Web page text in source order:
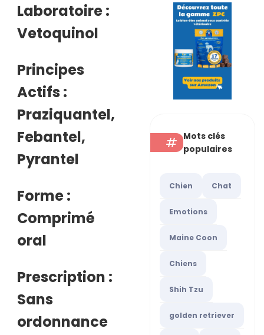
Laboratoire :
Vetoquinol
Principes
Actifs :
Praziquantel,
Febantel,
Pyrantel
Forme :
Comprimé
oral
Prescription :
Sans
ordonnance
Mots clés
populaires
Chien Chat
Emotions
Maine Coon
Chiens
Shih Tzu
golden retriever